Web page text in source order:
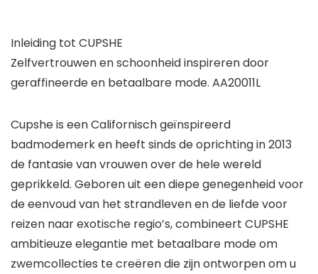
Inleiding tot CUPSHE
Zelfvertrouwen en schoonheid inspireren door
geraffineerde en betaalbare mode. AA20011L
Cupshe is een Californisch geïnspireerd
badmodemerk en heeft sinds de oprichting in 2013
de fantasie van vrouwen over de hele wereld
geprikkeld. Geboren uit een diepe genegenheid voor
de eenvoud van het strandleven en de liefde voor
reizen naar exotische regio’s, combineert CUPSHE
ambitieuze elegantie met betaalbare mode om
zwemcollecties te creëren die zijn ontworpen om u